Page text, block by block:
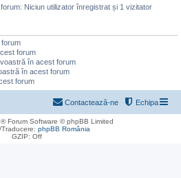
Niciun utilizator înregistrat și 1 vizitator
forum
în acest forum
în acest forum
forum
Echipa
Contactează-ne
® Forum Software © phpBB Limited
phpBB România
GZIP: Off